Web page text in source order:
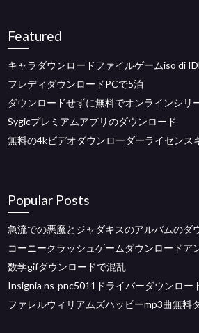
Featured
キャラダウンロードファイルゲームiso di
フレディダウンロードPCで5泊
ダウンロードせずに無料でオンラインシリ
Sygicプレミアムアプリのダウンロード
無料の4kビデオダウンローダーライセンス
Popular Posts
急流での悪魔とジャダキスのアルバムのダ
コーニークラッシュゲームダウンロードア
数学gifダウンロードで混乱
Insignia ns-pnc5011ドライバーダウンロー
ファレルウィリアムズハッピーmp3曲無料